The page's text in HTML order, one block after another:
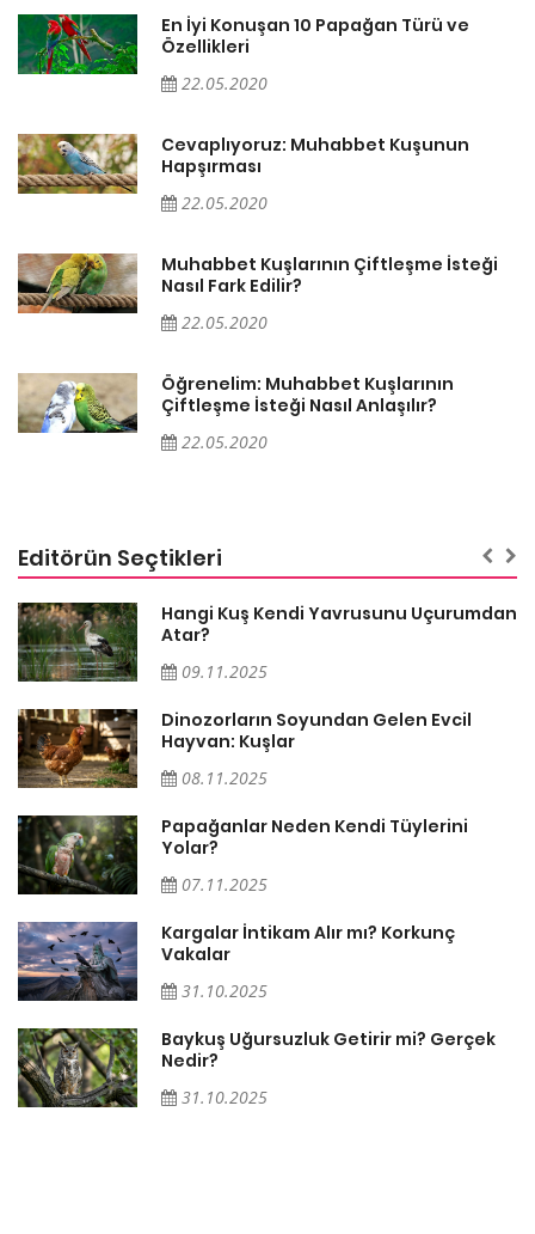
En İyi Konuşan 10 Papağan Türü ve
Özellikleri
22.05.2020
Cevaplıyoruz: Muhabbet Kuşunun
Hapşırması
22.05.2020
Muhabbet Kuşlarının Çiftleşme İsteği
Nasıl Fark Edilir?
22.05.2020
Öğrenelim: Muhabbet Kuşlarının
Çiftleşme İsteği Nasıl Anlaşılır?
22.05.2020
Editörün Seçtikleri
Hangi Kuş Kendi Yavrusunu Uçurumdan
Atar?
09.11.2025
Dinozorların Soyundan Gelen Evcil
Hayvan: Kuşlar
08.11.2025
Papağanlar Neden Kendi Tüylerini
Yolar?
07.11.2025
Kargalar İntikam Alır mı? Korkunç
Vakalar
31.10.2025
Baykuş Uğursuzluk Getirir mi? Gerçek
Nedir?
31.10.2025